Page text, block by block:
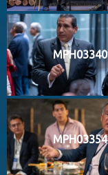
MPH03340
MPH03354